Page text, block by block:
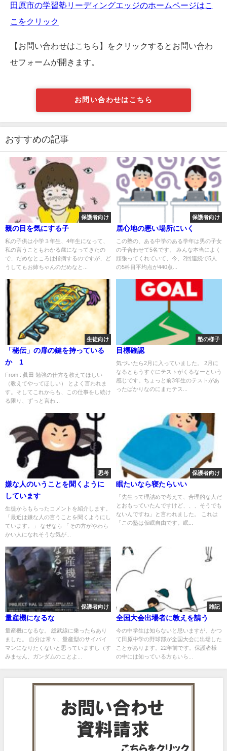
田原市の学習塾リーディングエッジのホームページはこ
こをクリック
【お問い合わせはこちら】をクリックするとお問い合わ
せフォームが開きます。
お問い合わせはこちら
おすすめの記事
保護者向け
親の目を気にする子
私の子供は小学３年生、4年生になって、
私の言うこともわかる歳になってきたの
で、だめなところは指摘するのですが、ど
うしてもお姉ちゃんのだめなと...
保護者向け
居心地の悪い場所にいく
この塾の、ある中学のある学年は男の子女
の子合わせて5名です。 みんな本当によく
頑張ってくれていて、今、2回連続で5人
の5科目平均点が440点...
生徒向け
「秘伝」の扉の鍵を持っている
か 1
From : 眞田 勉強の仕方を教えてほしい
（教えてやってほしい） とよく言われま
す。そしてこれからも、この仕事をし続け
る限り、ずっと言わ...
塾の様子
目標確認
気づいたら2月に入っていました。 2月に
なるともうすぐにテストがくるなーという
感じです。ちょっと前3年生のテストがあ
ったばかりなのにまたテス...
思考
嫌な人のいうことを聞くように
しています
生徒からもらったコメントを紹介します。
「最近は嫌な人の言うことを聞くようにし
ています。」 なぜなら 「その方がやわら
かい人になれそうな気が...
保護者向け
眠たいなら寝たらいい
「先生って理詰めで考えて、合理的な人だ
とおもっていたんですけど、、、そうでも
ないんですね」と言われました。 これは
「この塾は仮眠自由です。眠...
保護者向け
量産機になるな
量産機になるな。 総武線に乗ったらあり
ました。 自分は常々、量産型のサイバイ
マンになりたくないと思っていますし（す
みません、ガンダムのことよ...
雑記
全国大会出場者に教えを請う
今の中学生は知らないと思いますが、かつ
て田原中学の野球部が全国大会に出場した
ことがあります。22年前です。保護者様
の中には知っている方もいら...